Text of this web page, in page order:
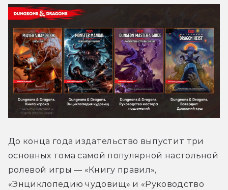
До конца года издательство выпустит три
основных тома самой популярной настольной
ролевой игры — «Книгу правил»,
«Энциклопедию чудовищ» и «Руководство